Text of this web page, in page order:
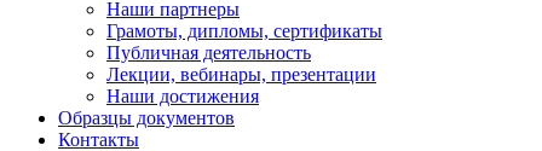
Наши партнеры
Грамоты, дипломы, сертификаты
Публичная деятельность
Лекции, вебинары, презентации
Наши достижения
Образцы документов
Контакты